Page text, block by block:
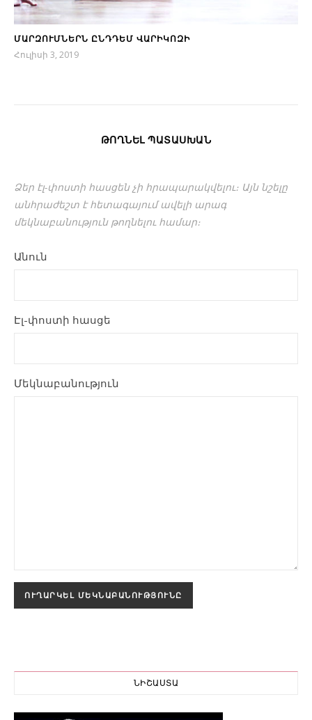
ՄԱՐԶՈՒՄՆԵՐՆ ԸՆԴԴԵՄ ՎԱՐԻԿՈԶԻ
Հուլիսի 3, 2019
ԹՈՂՆԵԼ ՊԱՏԱՍԽԱՆ
Ձեր էլ-փոստի հասցեն չի հրապարակվելու։ Այն նշելը
անհրաժեշտ է հետագայում ավելի արագ
մեկնաբանություն թողնելու համար։
Անուն
Էլ-փոստի հասցե
Մեկնաբանություն
ՆԻՇԱՍՏԱ